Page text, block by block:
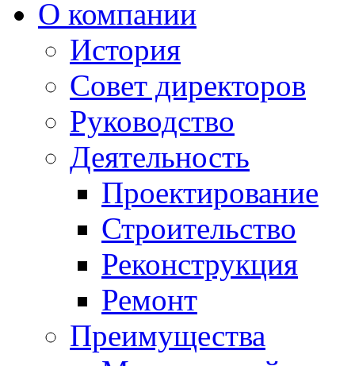
О компании
История
Совет директоров
Руководство
Деятельность
Проектирование
Строительство
Реконструкция
Ремонт
Преимущества